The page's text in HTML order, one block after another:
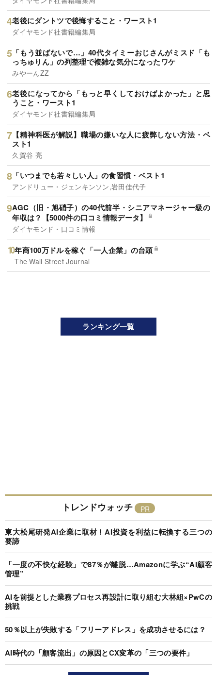
老後にダントツで後悔すること・ワースト1
ダイヤモンド社書籍編集局
「もう並ばないで…」40代タイミーおじさんがミスド「も
っちゅりん」の列整理で複雑な気分になったワケ
みやーんZZ
老後になってから「もっと早くしておけばよかった」と思
うこと・ワースト1
ダイヤモンド社書籍編集局
【精神科医が解説】職場の嫌いな人に疲弊しない方法・ベ
スト1
久賀谷 亮
「いつまでも若々しい人」の食習慣・ベスト1
アンドリュー・ジェンキンソン,岩田佳代子
AGC（旧・旭硝子）の40代前半・シニアマネージャー級の
年収は？【5000件の口コミ情報データ】
ダイヤモンド・口コミ情報
年商100万ドルを稼ぐ「一人企業」の台頭
The Wall Street Journal
ランキング一覧
トレンドウォッチ
東大松尾研発AI企業に取材！AI投資を利益に転換する三つの
要諦
「一度の不快な経験」で87％が離脱…Amazonに学ぶ“AI顧客
管理”
AIを前提とした業務プロセス再設計に取り組む大林組×PwCの
挑戦
50％以上が失敗する「フリーアドレス」を成功させるには？
AI時代の「顧客流出」の原因とCX変革の「三つの要件」